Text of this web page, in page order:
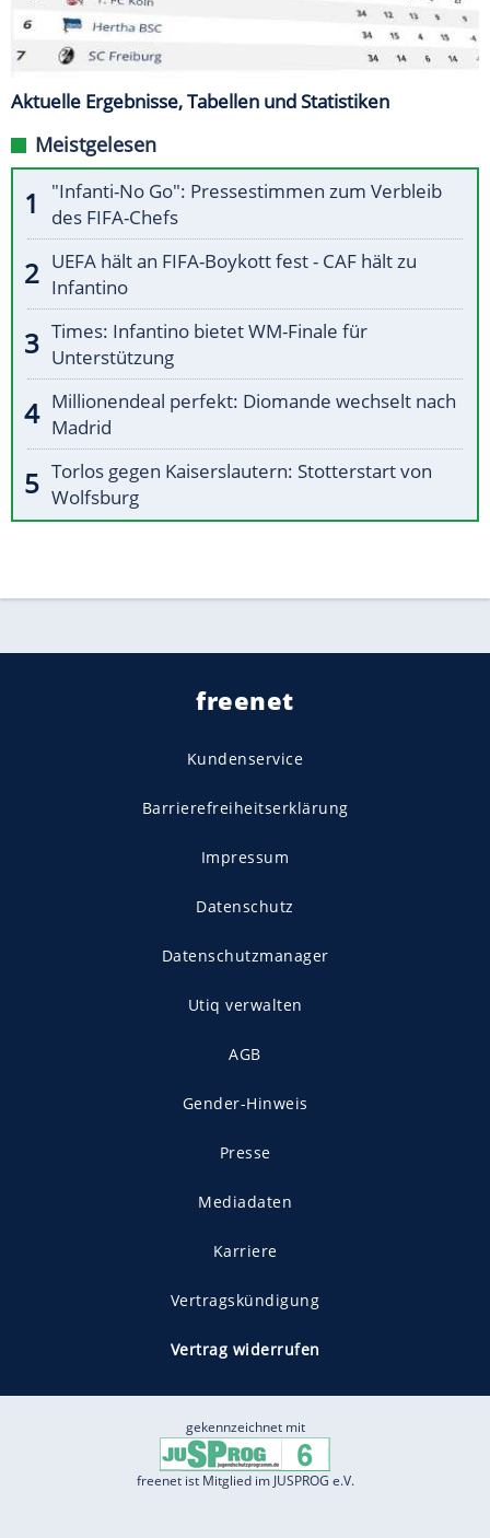
Aktuelle Ergebnisse, Tabellen und Statistiken
Meistgelesen
"Infanti-No Go": Pressestimmen zum Verbleib
des FIFA-Chefs
UEFA hält an FIFA-Boykott fest - CAF hält zu
Infantino
Times: Infantino bietet WM-Finale für
Unterstützung
Millionendeal perfekt: Diomande wechselt nach
Madrid
Torlos gegen Kaiserslautern: Stotterstart von
Wolfsburg
freenet
Kundenservice
Barrierefreiheitserklärung
Impressum
Datenschutz
Datenschutzmanager
Utiq verwalten
AGB
Gender-Hinweis
Presse
Mediadaten
Karriere
Vertragskündigung
Vertrag widerrufen
gekennzeichnet mit
freenet ist Mitglied im JUSPROG e.V.